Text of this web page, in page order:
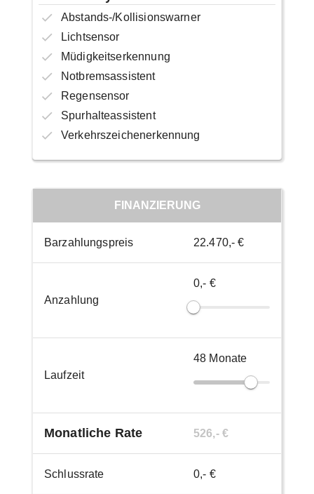
Abstands-/Kollisionswarner
Lichtsensor
Müdigkeitserkennung
Notbremsassistent
Regensensor
Spurhalteassistent
Verkehrszeichenerkennung
FINANZIERUNG
Barzahlungspreis 22.470,- €
Anzahlung
0,- €
Laufzeit
48 Monate
Monatliche Rate 526,- €
Schlussrate 0,- €